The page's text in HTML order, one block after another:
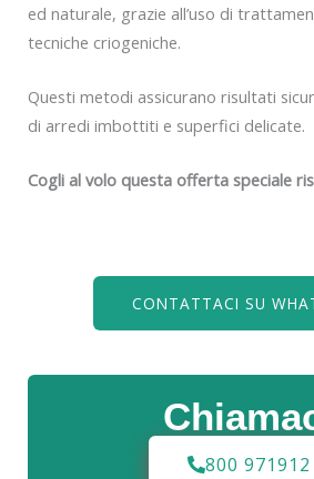
800 971912
ed naturale, grazie all’uso di
tecniche criogeniche.
Questi metodi assicurano risultati
di arredi imbottiti e superfici delicate.
Cogli al volo questa offerta speciale
CONTATTACI SU